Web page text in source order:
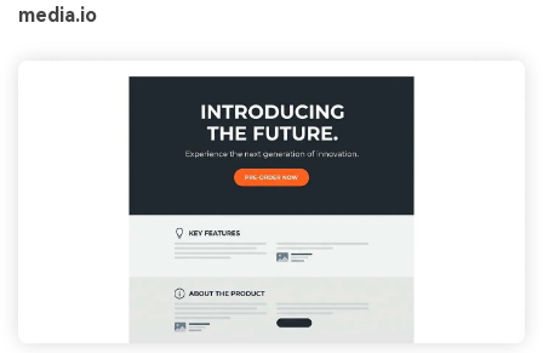
media.io